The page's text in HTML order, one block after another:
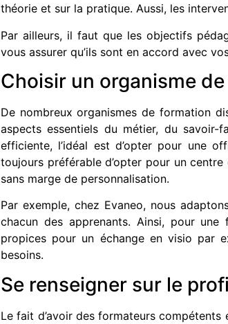
théorie et sur la pratique. Aussi, les
Par ailleurs, il faut que les objectifs
vous assurer qu’ils sont en accord avec
Choisir un organisme
De nombreux organismes de formation
aspects essentiels du métier, du
efficiente, l’idéal est d’opter pour une
toujours préférable d’opter pour un
sans marge de personnalisation.
Par exemple, chez Evaneo, nous
chacun des apprenants. Ainsi, pour
propices pour un échange en visio par
besoins.
Se renseigner sur le
Le fait d’avoir des formateurs